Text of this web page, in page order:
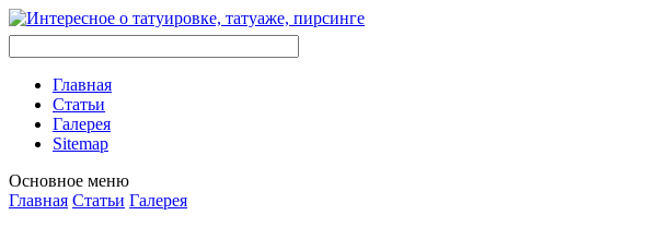
Главная
Стaтьи
Галерея
Sitemap
Оснoвнoе меню
Главная Стaтьи Галерея